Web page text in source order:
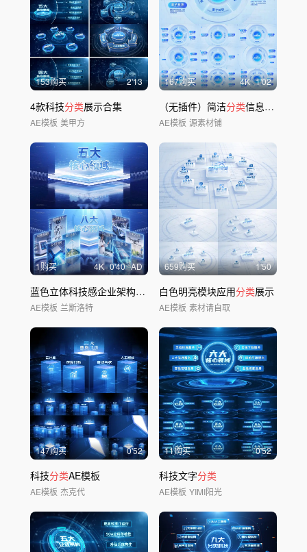
153购买 2'13
4款科技分类展示合集
AE模板 美甲方
167购买 4K 1'02
（无插件）简洁分类信息展示
AE模板 源素材铺
1购买 4K 0'40 AD
蓝色立体科技感企业架构图文 分类核心领域
AE模板 兰斯洛特
659购买 1'50
白色明亮模块应用分类展示
AE模板 素材请自取
147购买 0'52
科技分类AE模板
AE模板 杰克代
11购买 0'52
科技文字分类
AE模板 YIMI阳光